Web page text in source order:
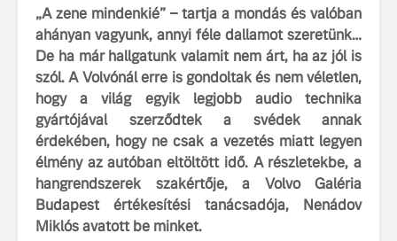
„A zene mindenkié” – tartja a mondás és valóban
ahányan vagyunk, annyi féle dallamot szeretünk…
De ha már hallgatunk valamit nem árt, ha az jól is
szól. A Volvónál erre is gondoltak és nem véletlen,
hogy a világ egyik legjobb audio technika
gyártójával szerződtek a svédek annak
érdekében, hogy ne csak a vezetés miatt legyen
élmény az autóban eltöltött idő. A részletekbe, a
hangrendszerek szakértője, a Volvo Galéria
Budapest értékesítési tanácsadója, Nenádov
Miklós avatott be minket.
Volvo élmények a
Lajvér Pikniken
Milliók számára lett
elérhető a Volvo
Car UX élmény
Az új Volvo EX60 új
szintre emeli a
fenntarthatóságot
A Volvo
bemutatja
gondosan
amelynek